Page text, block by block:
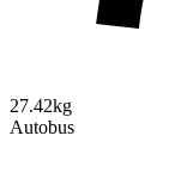
27.42kg
Autobus